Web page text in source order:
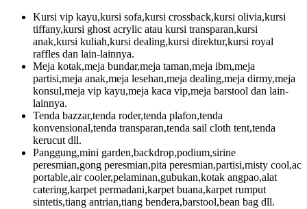
Kursi vip kayu,kursi sofa,kursi crossback,kursi olivia,kursi
tiffany,kursi ghost acrylic atau kursi transparan,kursi
anak,kursi kuliah,kursi dealing,kursi direktur,kursi royal
raffles dan lain-lainnya.
Meja kotak,meja bundar,meja taman,meja ibm,meja
partisi,meja anak,meja lesehan,meja dealing,meja dirmy,meja
konsul,meja vip kayu,meja kaca vip,meja barstool dan lain-
lainnya.
Tenda bazzar,tenda roder,tenda plafon,tenda
konvensional,tenda transparan,tenda sail cloth tent,tenda
kerucut dll.
Panggung,mini garden,backdrop,podium,sirine
peresmian,gong peresmian,pita peresmian,partisi,misty cool,ac
portable,air cooler,pelaminan,gubukan,kotak angpao,alat
catering,karpet permadani,karpet buana,karpet rumput
sintetis,tiang antrian,tiang bendera,barstool,bean bag dll.